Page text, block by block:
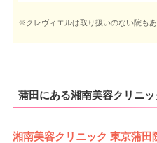
※クレヴィエルは取り扱いのない院も
蒲田にある湘南美容クリニ
湘南美容クリニック 東京蒲田